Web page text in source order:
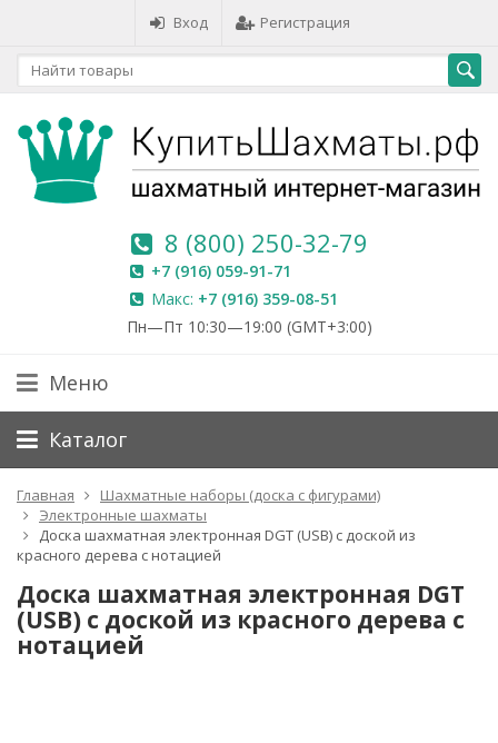
Вход Регистрация
8 (800) 250-32-79
+7 (916) 059-91-71
Макс: +7 (916) 359-08-51
Пн—Пт 10:30—19:00 (GMT+3:00)
Меню
Каталог
Главная
Шахматные наборы (доска с фигурами)
Электронные шахматы
Доска шахматная электронная DGT (USB) с доской из
красного дерева с нотацией
Доска шахматная электронная DGT
(USB) с доской из красного дерева с
нотацией